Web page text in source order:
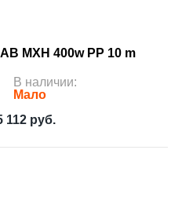
MXH 400w PP 10 m
В наличии:
Мало
112 руб.